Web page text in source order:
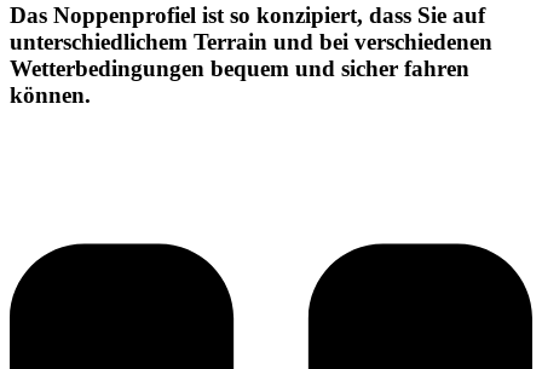
Das Noppenprofiel ist so konzipiert, dass Sie auf
unterschiedlichem Terrain und bei verschiedenen
Wetterbedingungen bequem und sicher fahren
können.